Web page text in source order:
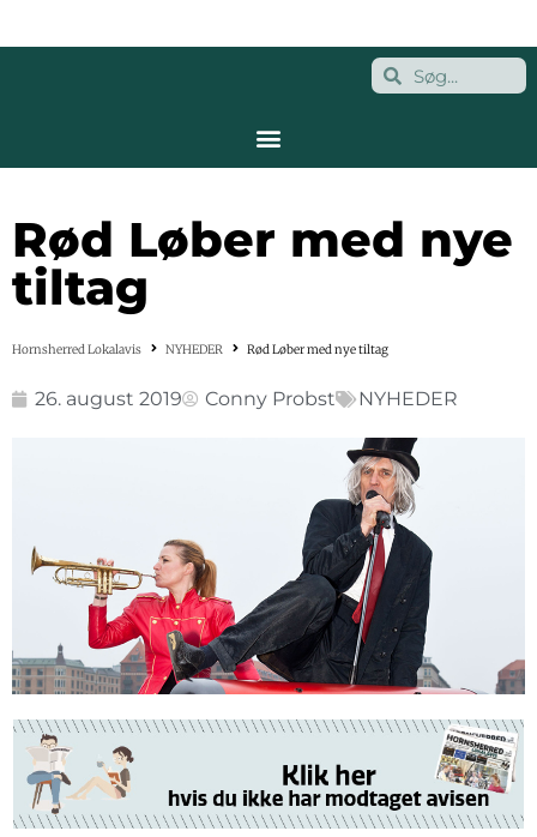
Rød Løber med nye
tiltag
Hornsherred Lokalavis NYHEDER Rød Løber med nye tiltag
26. august 2019 Conny Probst NYHEDER